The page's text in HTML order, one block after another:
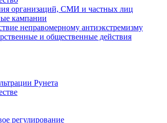
организаций, СМИ и частных лиц
кампании
неправомерному антиэкстремизму
и общественные действия
Рунета
регулирование